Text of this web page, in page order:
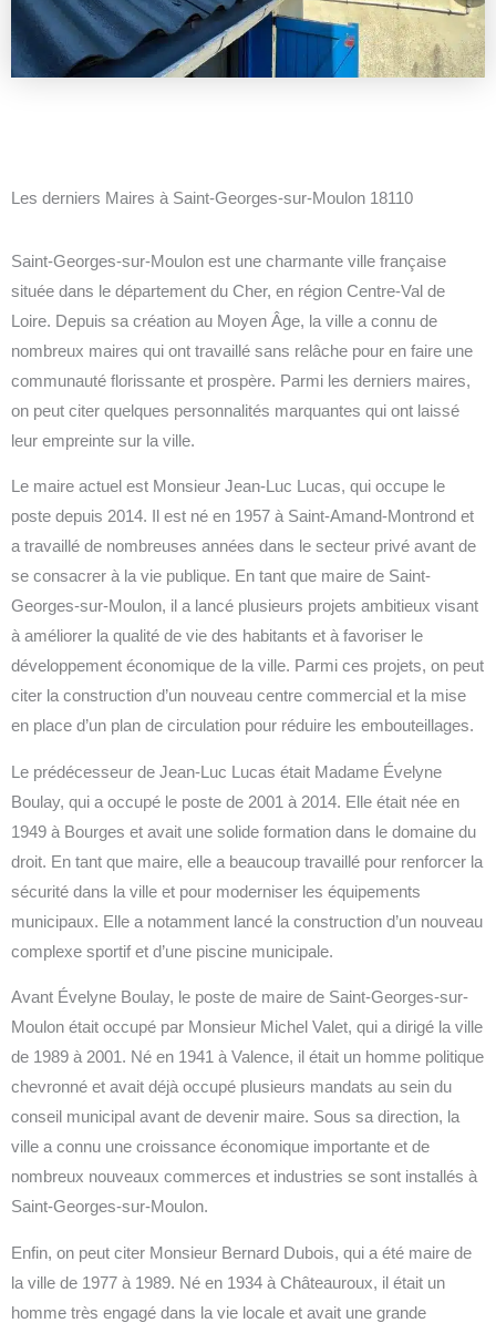
Les derniers Maires à Saint-Georges-sur-Moulon 18110
Saint-Georges-sur-Moulon est une charmante ville française
située dans le département du Cher, en région Centre-Val de
Loire. Depuis sa création au Moyen Âge, la ville a connu de
nombreux maires qui ont travaillé sans relâche pour en faire une
communauté florissante et prospère. Parmi les derniers maires,
on peut citer quelques personnalités marquantes qui ont laissé
leur empreinte sur la ville.
Le maire actuel est Monsieur Jean-Luc Lucas, qui occupe le
poste depuis 2014. Il est né en 1957 à Saint-Amand-Montrond et
a travaillé de nombreuses années dans le secteur privé avant de
se consacrer à la vie publique. En tant que maire de Saint-
Georges-sur-Moulon, il a lancé plusieurs projets ambitieux visant
à améliorer la qualité de vie des habitants et à favoriser le
développement économique de la ville. Parmi ces projets, on peut
citer la construction d’un nouveau centre commercial et la mise
en place d’un plan de circulation pour réduire les embouteillages.
Le prédécesseur de Jean-Luc Lucas était Madame Évelyne
Boulay, qui a occupé le poste de 2001 à 2014. Elle était née en
1949 à Bourges et avait une solide formation dans le domaine du
droit. En tant que maire, elle a beaucoup travaillé pour renforcer la
sécurité dans la ville et pour moderniser les équipements
municipaux. Elle a notamment lancé la construction d’un nouveau
complexe sportif et d’une piscine municipale.
Avant Évelyne Boulay, le poste de maire de Saint-Georges-sur-
Moulon était occupé par Monsieur Michel Valet, qui a dirigé la ville
de 1989 à 2001. Né en 1941 à Valence, il était un homme politique
chevronné et avait déjà occupé plusieurs mandats au sein du
conseil municipal avant de devenir maire. Sous sa direction, la
ville a connu une croissance économique importante et de
nombreux nouveaux commerces et industries se sont installés à
Saint-Georges-sur-Moulon.
Enfin, on peut citer Monsieur Bernard Dubois, qui a été maire de
la ville de 1977 à 1989. Né en 1934 à Châteauroux, il était un
homme très engagé dans la vie locale et avait une grande